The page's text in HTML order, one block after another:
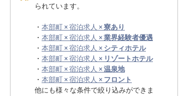
られています。
・ 本部町 × 宿泊求人 ×寮あり
・ 本部町 × 宿泊求人 ×業界経験者優遇
・ 本部町 × 宿泊求人 × シティホテル
・ 本部町 × 宿泊求人 × リゾートホテル
・ 本部町 × 宿泊求人 ×温泉地
・ 本部町 × 宿泊求人 × フロント
他にも様々な条件で絞り込みができま